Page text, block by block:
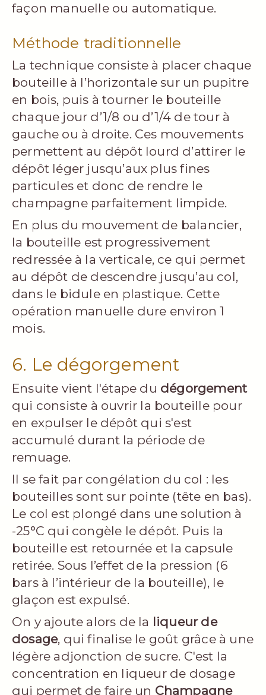
façon manuelle ou automatique.
Méthode traditionnelle
La technique consiste à placer chaque
bouteille à l’horizontale sur un pupitre
en bois, puis à tourner le bouteille
chaque jour d’1/8 ou d’1/4 de tour à
gauche ou à droite. Ces mouvements
permettent au dépôt lourd d’attirer le
dépôt léger jusqu’aux plus fines
particules et donc de rendre le
champagne parfaitement limpide.
En plus du mouvement de balancier,
la bouteille est progressivement
redressée à la verticale, ce qui permet
au dépôt de descendre jusqu’au col,
dans le bidule en plastique. Cette
opération manuelle dure environ 1
mois.
6. Le dégorgement
Ensuite vient l'étape du dégorgement
qui consiste à ouvrir la bouteille pour
en expulser le dépôt qui s'est
accumulé durant la période de
remuage.
Il se fait par congélation du col : les
bouteilles sont sur pointe (tête en bas).
Le col est plongé dans une solution à
-25°C qui congèle le dépôt. Puis la
bouteille est retournée et la capsule
retirée. Sous l’effet de la pression (6
bars à l’intérieur de la bouteille), le
glaçon est expulsé.
On y ajoute alors de la liqueur de
dosage, qui finalise le goût grâce à une
légère adjonction de sucre. C'est la
concentration en liqueur de dosage
qui permet de faire un Champagne